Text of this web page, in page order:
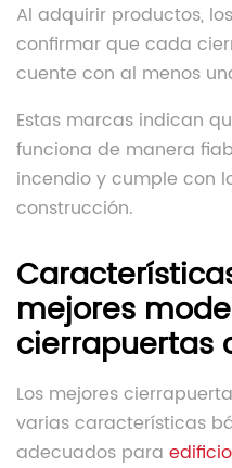
Al adquirir productos,
confirmar que cada
cuente con al menos
Estas marcas indican
funciona de manera
incendio y cumple con
construcción.
mejores
cierrapuertas
Los mejores
varias características
adecuados para